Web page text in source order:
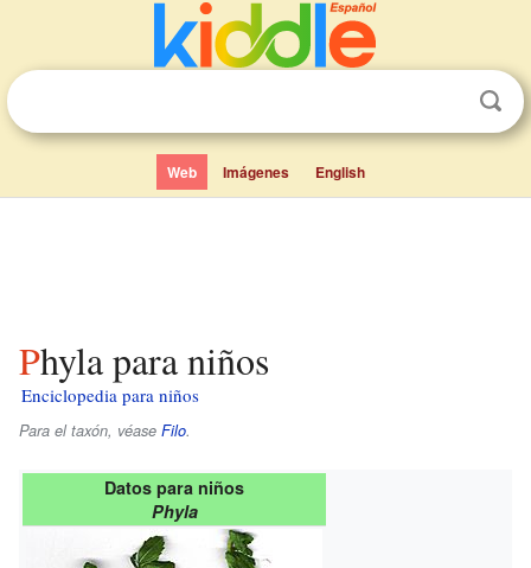
Web Imágenes English
Phyla para niños
Enciclopedia para niños
Para el taxón, véase Filo.
Datos para niños
Phyla